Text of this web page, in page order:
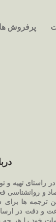
پرفروش ها
در راستای
و
ترجمه ها
و دقت در